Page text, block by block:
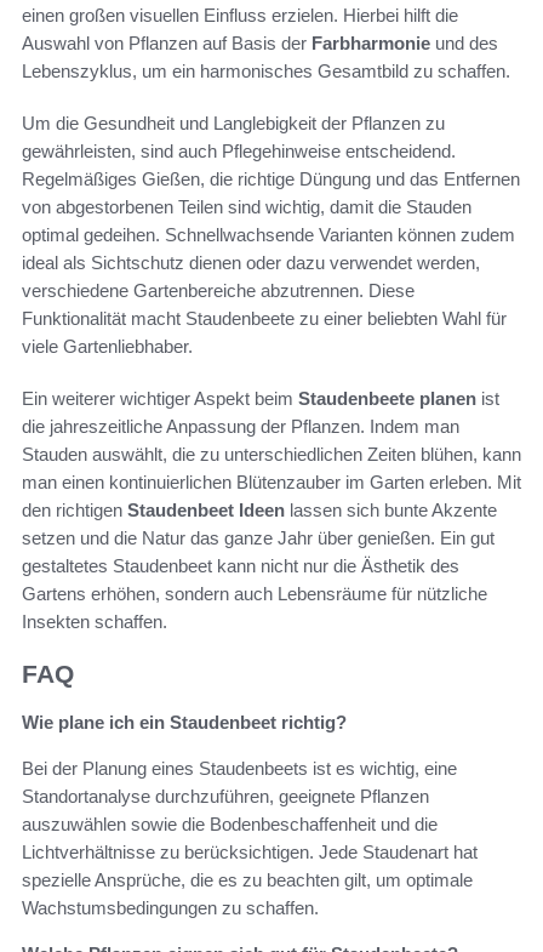
einen großen visuellen Einfluss erzielen. Hierbei hilft die
Auswahl von Pflanzen auf Basis der Farbharmonie und des
Lebenszyklus, um ein harmonisches Gesamtbild zu schaffen.
Um die Gesundheit und Langlebigkeit der Pflanzen zu
gewährleisten, sind auch Pflegehinweise entscheidend.
Regelmäßiges Gießen, die richtige Düngung und das Entfernen
von abgestorbenen Teilen sind wichtig, damit die Stauden
optimal gedeihen. Schnellwachsende Varianten können zudem
ideal als Sichtschutz dienen oder dazu verwendet werden,
verschiedene Gartenbereiche abzutrennen. Diese
Funktionalität macht Staudenbeete zu einer beliebten Wahl für
viele Gartenliebhaber.
Ein weiterer wichtiger Aspekt beim Staudenbeete planen ist
die jahreszeitliche Anpassung der Pflanzen. Indem man
Stauden auswählt, die zu unterschiedlichen Zeiten blühen, kann
man einen kontinuierlichen Blütenzauber im Garten erleben. Mit
den richtigen Staudenbeet Ideen lassen sich bunte Akzente
setzen und die Natur das ganze Jahr über genießen. Ein gut
gestaltetes Staudenbeet kann nicht nur die Ästhetik des
Gartens erhöhen, sondern auch Lebensräume für nützliche
Insekten schaffen.
FAQ
Wie plane ich ein Staudenbeet richtig?
Bei der Planung eines Staudenbeets ist es wichtig, eine
Standortanalyse durchzuführen, geeignete Pflanzen
auszuwählen sowie die Bodenbeschaffenheit und die
Lichtverhältnisse zu berücksichtigen. Jede Staudenart hat
spezielle Ansprüche, die es zu beachten gilt, um optimale
Wachstumsbedingungen zu schaffen.